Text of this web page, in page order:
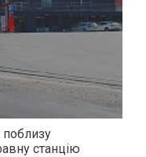
поблизу
станцію